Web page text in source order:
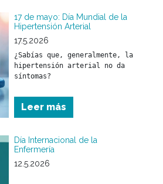
17 de mayo: Día Mundial de la
Hipertensión Arterial
17.5.2026
¿Sabías que, generalmente, la
hipertensión arterial no da
síntomas?
Leer más
Día Internacional de la
Enfermería
12.5.2026